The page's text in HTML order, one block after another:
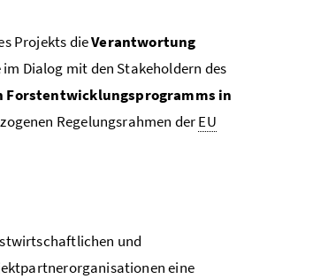
Projekts dieVerantwortung
Dialog mit den Stakeholdern des
Forstentwicklungsprogramms in
Regelungsrahmen derEU
und
eine